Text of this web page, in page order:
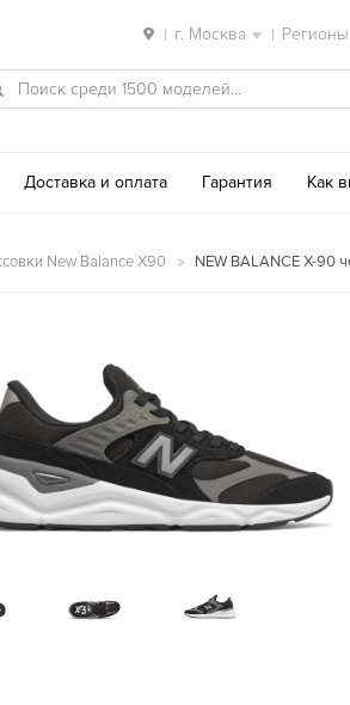
| г. Москва | Регионы
Доставка и оплата Гарантия Как
New Balance X90 NEW BALANCE X-90